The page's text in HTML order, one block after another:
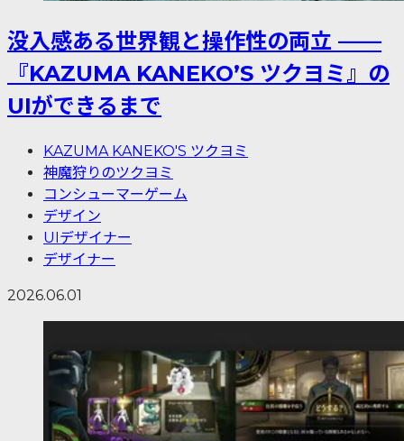
没入感ある世界観と操作性の両立 ——
『KAZUMA KANEKO’S ツクヨミ』の
UIができるまで
KAZUMA KANEKO'S ツクヨミ
神魔狩りのツクヨミ
コンシューマーゲーム
デザイン
UIデザイナー
デザイナー
2026.06.01